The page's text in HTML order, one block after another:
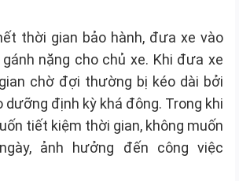
thời gian bảo hành, đưa xe vào
nặng cho chủ xe. Khi đưa xe
chờ đợi thường bị kéo dài bởi
dưỡng định kỳ khá đông. Trong khi
tiết kiệm thời gian, không muốn
ảnh hưởng đến công việc